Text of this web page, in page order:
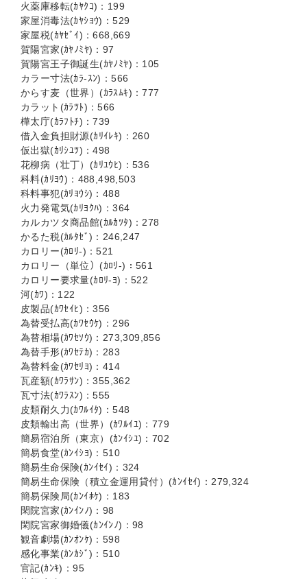
火薬庫移転(ｶﾔｸｺ)：199
家屋消毒法(ｶﾔｼﾖｳ)：529
家屋税(ｶﾔｾﾞｲ)：668,669
賀陽宮家(ｶﾔﾉﾐﾔ)：97
賀陽宮王子御誕生(ｶﾔﾉﾐﾔ)：105
カラー寸法(ｶﾗ-ｽﾝ)：566
からす麦（世界）(ｶﾗｽﾑｷ)：777
カラット(ｶﾗﾂﾄ)：566
樺太庁(ｶﾗﾌﾄﾁ)：739
借入金負担財源(ｶﾘｲﾚｷ)：260
仮出獄(ｶﾘｼﾕﾂ)：498
花柳病（壮丁）(ｶﾘﾕｳﾋ)：536
科料(ｶﾘﾖｳ)：488,498,503
科料事犯(ｶﾘﾖｳｼ)：488
火力発電気(ｶﾘﾖｸﾊ)：364
カルカツタ商品館(ｶﾙｶﾂﾀ)：278
かるた税(ｶﾙﾀｾﾞ)：246,247
カロリー(ｶﾛﾘ-)：521
カロリー（単位）(ｶﾛﾘ-)：561
カロリー要求量(ｶﾛﾘ-ﾖ)：522
河(ｶﾜ)：122
皮製品(ｶﾜｾｲﾋ)：356
為替受払高(ｶﾜｾｳｹ)：296
為替相場(ｶﾜｾｿｳ)：273,309,856
為替手形(ｶﾜｾﾃｶ)：283
為替料金(ｶﾜｾﾘﾖ)：414
瓦産額(ｶﾜﾗｻﾝ)：355,362
瓦寸法(ｶﾜﾗｽﾝ)：555
皮類耐久力(ｶﾜﾙｲﾀ)：548
皮類輸出高（世界）(ｶﾜﾙｲﾕ)：779
簡易宿泊所（東京）(ｶﾝｲｼﾕ)：702
簡易食堂(ｶﾝｲｼﾖ)：510
簡易生命保険(ｶﾝｲｾｲ)：324
簡易生命保険（積立金運用貸付）(ｶﾝｲｾｲ)：279,324
簡易保険局(ｶﾝｲﾎｹ)：183
閑院宮家(ｶﾝｲﾝﾉ)：98
閑院宮家御婚儀(ｶﾝｲﾝﾉ)：98
観音劇場(ｶﾝｵﾝｹ)：598
感化事業(ｶﾝｶｼﾞ)：510
官記(ｶﾝｷ)：95